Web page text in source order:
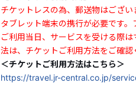
特典については
●提供内容（料
・江ノ島電鉄１
チケットレスの為、郵送物はござ
タブレット端末の携行が必要です。
ご利用当日、サービスを受ける際
法は、チケットご利用方法をご確認
＜チケットご利用方法はこちら＞
https://travel.jr-central.co.jp/